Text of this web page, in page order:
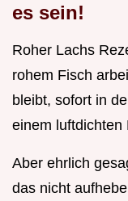
es sein!
Roher Lachs
rohem Fisch
bleibt, sofort in
einem luftdichten
Aber ehrlich
das nicht